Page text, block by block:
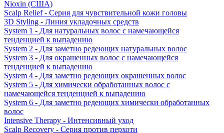
Nioxin (США)
Scalp Relief - Серия для чувствительной кожи головы
3D Styling - Линия укладочных средств
System 1 - Для натуральных волос с намечающейся
тенденцией к выпадению
System 2 - Для заметно редеющих натуральных волос
System 3 - Для окрашенных волос с намечающейся
тенденцией к выпадению
System 4 - Для заметно редеющих окрашенных волос
System 5 - Для химически обработанных волос с
намечающейся тенденцией к выпадению
System 6 - Для заметно редеющих химически обработанных
волос
Intensive Therapy - Интенсивный уход
Scalp Recovery - Серия против перхоти